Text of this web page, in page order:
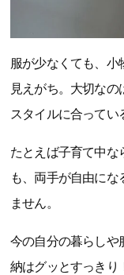
服が少なくても、小
見えがち。大切な
スタイルに合ってい
たとえば子育て中な
も、両手が自由に
ません。
今の自分の暮らしや
納はグッとすっき